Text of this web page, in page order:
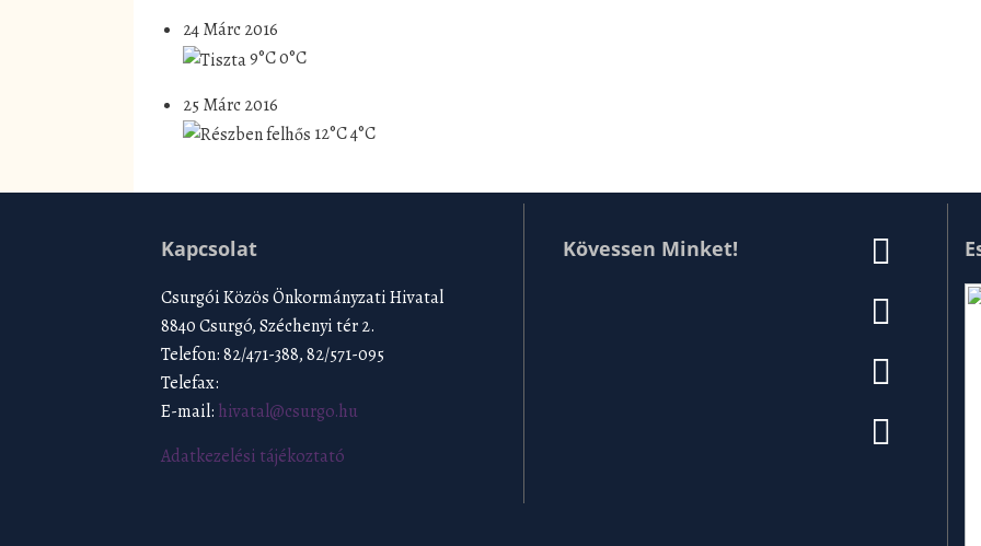
24 Márc 2016
9°C0°C
25 Márc 2016
12°C4°C
Kapcsolat
Csurgói Közös Önkormányzati Hivatal
8840 Csurgó, Széchenyi tér 2.
Telefon: 82/471-388, 82/571-095
Telefax:
E-mail: hivatal@csurgo.hu
Adatkezelési tájékoztató
Kövessen Minket!